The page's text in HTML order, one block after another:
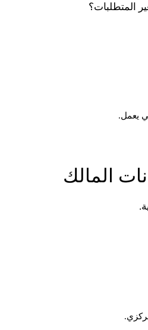
المتطلبات؟
يعمل.
المالك